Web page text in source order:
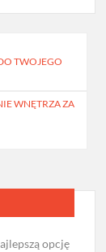
TWOJEGO
WNĘTRZA ZA
opcję